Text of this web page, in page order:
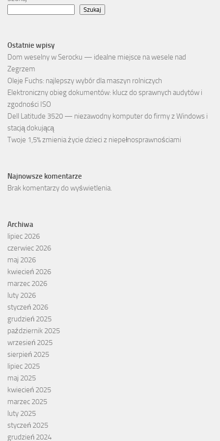
Szukaj
Ostatnie wpisy
Dom weselny w Serocku — idealne miejsce na wesele nad
Zegrzem
Oleje Fuchs: najlepszy wybór dla maszyn rolniczych
Elektroniczny obieg dokumentów: klucz do sprawnych audytów i
zgodności ISO
Dell Latitude 3520 — niezawodny komputer do firmy z Windows i
stacją dokującą
Twoje 1,5% zmienia życie dzieci z niepełnosprawnościami
Najnowsze komentarze
Brak komentarzy do wyświetlenia.
Archiwa
lipiec 2026
czerwiec 2026
maj 2026
kwiecień 2026
marzec 2026
luty 2026
styczeń 2026
grudzień 2025
październik 2025
wrzesień 2025
sierpień 2025
lipiec 2025
maj 2025
kwiecień 2025
marzec 2025
luty 2025
styczeń 2025
grudzień 2024